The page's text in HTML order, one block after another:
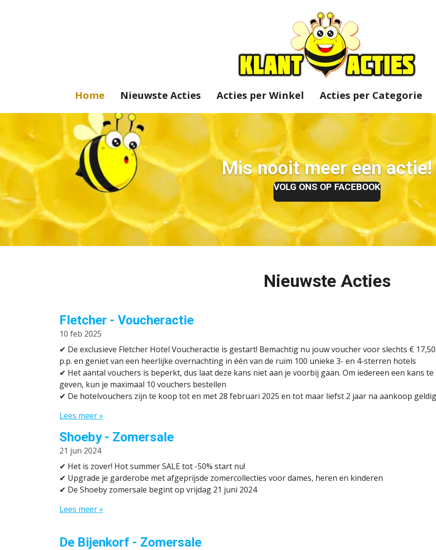
Home Nieuwste Acties Acties per Winkel Acties per Categorie
Mis nooit meer een actie!
VOLG ONS OP FACEBOOK
Nieuwste Acties
Fletcher - Voucheractie
10 feb 2025
✔ De exclusieve Fletcher Hotel Voucheractie is gestart! Bemachtig nu jouw voucher voor slechts € 17,50
p.p. en geniet van een heerlijke overnachting in één van de ruim 100 unieke 3- en 4-sterren hotels
✔ Het aantal vouchers is beperkt, dus laat deze kans niet aan je voorbij gaan. Om iedereen een kans te
geven, kun je maximaal 10 vouchers bestellen
✔ De hotelvouchers zijn te koop tot en met 28 februari 2025 en tot maar liefst 2 jaar na aankoop
Lees meer »
Shoeby - Zomersale
21 jun 2024
✔ Het is zover! Hot summer SALE tot -50% start nu!
✔ Upgrade je garderobe met afgeprijsde zomercollecties voor dames, heren en kinderen
✔ De Shoeby zomersale begint op vrijdag 21 juni 2024
Lees meer »
De Bijenkorf - Zomersale